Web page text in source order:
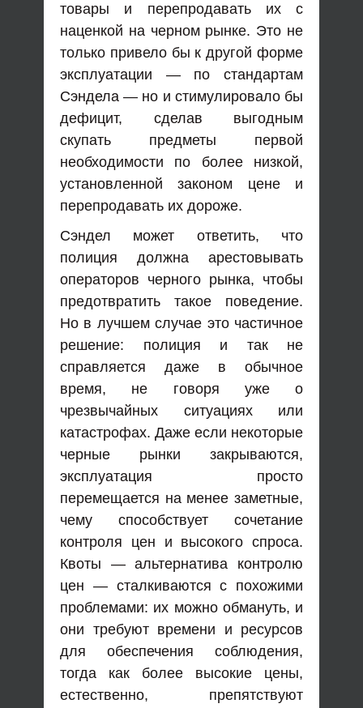
товары и перепродавать их с
наценкой на черном рынке. Это не
только привело бы к другой форме
эксплуатации — по стандартам
Сэндела — но и стимулировало бы
дефицит, сделав выгодным
скупать предметы первой
необходимости по более низкой,
установленной законом цене и
перепродавать их дороже.
Сэндел может ответить, что
полиция должна арестовывать
операторов черного рынка, чтобы
предотвратить такое поведение.
Но в лучшем случае это частичное
решение: полиция и так не
справляется даже в обычное
время, не говоря уже о
чрезвычайных ситуациях или
катастрофах. Даже если некоторые
черные рынки закрываются,
эксплуатация просто
перемещается на менее заметные,
чему способствует сочетание
контроля цен и высокого спроса.
Квоты — альтернатива контролю
цен — сталкиваются с похожими
проблемами: их можно обмануть, и
они требуют времени и ресурсов
для обеспечения соблюдения,
тогда как более высокие цены,
естественно, препятствуют